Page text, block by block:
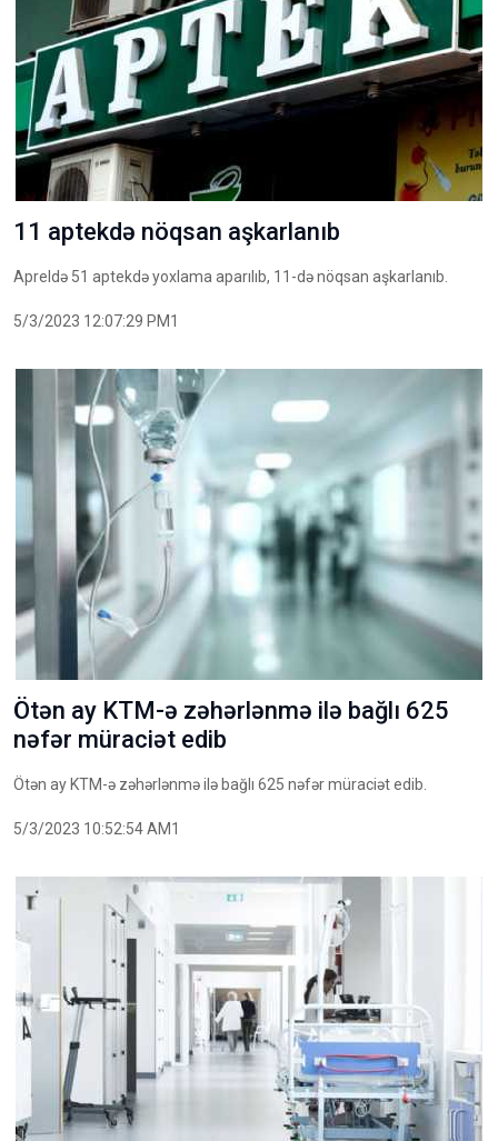
11 aptekdə nöqsan aşkarlanıb
Apreldə 51 aptekdə yoxlama aparılıb, 11-də nöqsan aşkarlanıb.
5/3/2023 12:07:29 PM1
Ötən ay KTM-ə zəhərlənmə ilə bağlı 625
nəfər müraciət edib
Ötən ay KTM-ə zəhərlənmə ilə bağlı 625 nəfər müraciət edib.
5/3/2023 10:52:54 AM1